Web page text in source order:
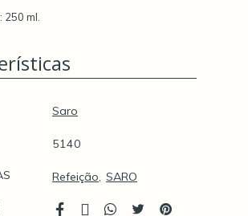
ml.
Saro
5140
Refeição SARO